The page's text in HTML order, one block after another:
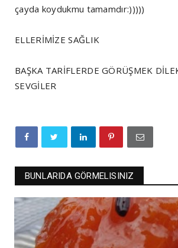
çayda koydukmu tamamdır:)))))
ELLERİMİZE SAĞLIK
BAŞKA TARİFLERDE GÖRÜŞMEK
SEVGİLER
BUNLARIDA GÖRMELISINIZ